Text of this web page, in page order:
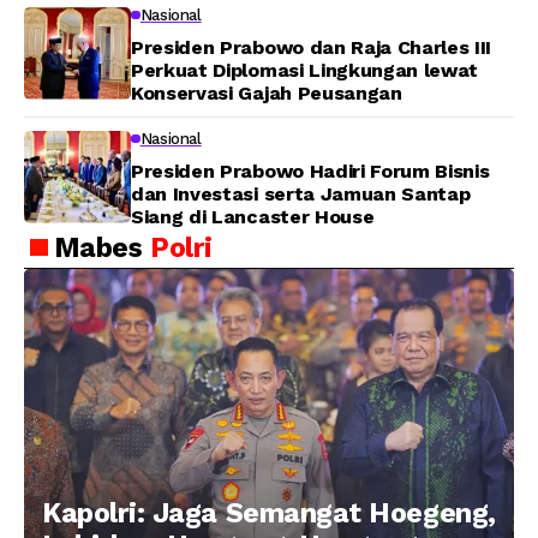
Nasional
Presiden Prabowo dan Raja Charles III
Perkuat Diplomasi Lingkungan lewat
Konservasi Gajah Peusangan
Nasional
Presiden Prabowo Hadiri Forum Bisnis
dan Investasi serta Jamuan Santap
Siang di Lancaster House
Mabes Polri
Kapolri: Jaga Semangat Hoegeng,